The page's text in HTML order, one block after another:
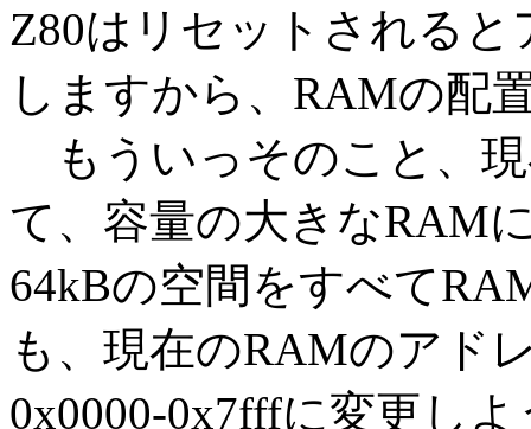
Z80はリセットされると
しますから、RAMの配
もういっそのこと、
て、容量の大きなRAM
64kBの空間をすべて
も、現在のRAMのアド
0x0000-0x7fffに変更し